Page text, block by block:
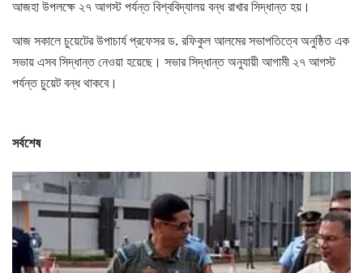
আজহা উপলক্ষে ২৭ আগস্ট পর্যন্ত বিশ্ববিদ্যালয় বন্ধ রাখার সিদ্ধান্ত হয়।
আজ সকালে চুয়েটের উপাচার্য প্রফেসর ড. রফিকুল আলমের সভাপতিত্বে অনুষ্ঠিত এক
সভায় এসব সিদ্ধান্ত নেওয়া হয়েছে। সভার সিদ্ধান্ত অনুযায়ী আগামী ২৭ আগস্ট
পর্যন্ত চুয়েট বন্ধ থাকবে।
সর্বশেষ